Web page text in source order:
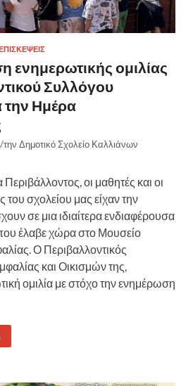
ενημερωτικής ομιλίας
Συλλόγου
την Ημέρα
Δημοτικό Σχολείο Καλλιάνων
οι μαθητές και οι
του σχολείου μας είχαν την
σε μια ιδιαίτερα ενδιαφέρουσα
έλαβε χώρα στο Μουσείο
Ο Περιβαλλοντικός
και Οικισμών της,
ομιλία με στόχο την ενημέρωση